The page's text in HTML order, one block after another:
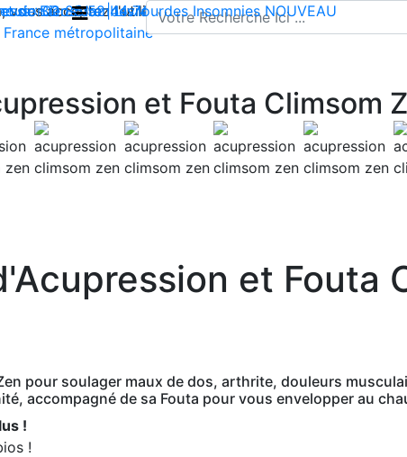
vous acceptez l'utilisation de cookies pour enregistrer
de Bien-être | Livraison offerte dès 35€ en France
métropolitaine
: 02 85 52 44 74 -contact@climsom.com
Dos Jambes lourdes Insomnies NOUVEAU
et Fouta Climsom
et Fouta
pour soulager maux de dos, arthrite, douleurs
accompagné de sa Fouta pour vous envelopper au
!
!